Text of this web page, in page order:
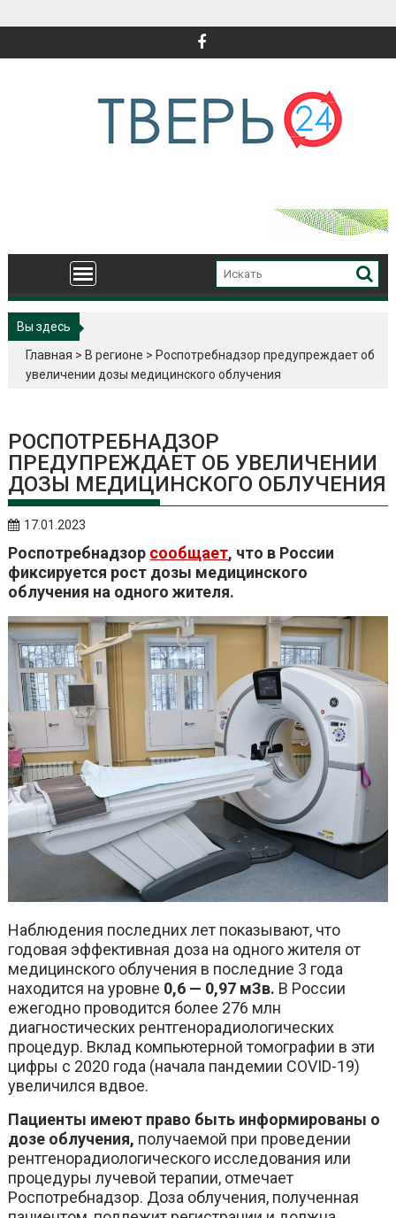
Вы здесь
Главная > В регионе > Роспотребнадзор предупреждает об
увеличении дозы медицинского облучения
РОСПОТРЕБНАДЗОР
ПРЕДУПРЕЖДАЕТ ОБ УВЕЛИЧЕНИИ
ДОЗЫ МЕДИЦИНСКОГО ОБЛУЧЕНИЯ
17.01.2023
Роспотребнадзор сообщает, что в России
фиксируется рост дозы медицинского
облучения на одного жителя.
Наблюдения последних лет показывают, что
годовая эффективная доза на одного жителя от
медицинского облучения в последние 3 года
находится на уровне 0,6 — 0,97 мЗв. В России
ежегодно проводится более 276 млн
диагностических рентгенорадиологических
процедур. Вклад компьютерной томографии в эти
цифры с 2020 года (начала пандемии COVID-19)
увеличился вдвое.
Пациенты имеют право быть информированы о
дозе облучения, получаемой при проведении
рентгенорадиологического исследования или
процедуры лучевой терапии, отмечает
Роспотребнадзор. Доза облучения, полученная